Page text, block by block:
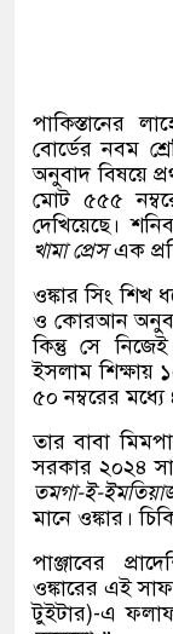
পাকিস্তানের
বোর্ডের নবম
অনুবাদ বিষয়ে
মোট ৫৫৫
দেখিয়েছে।
খামা প্রেসএক
ওঙ্কার সিং শিখ
ও কোরআন
কিন্তু সে
ইসলাম শিক্ষায়
৫০ নম্বরের
তার বাবা
সরকার ২০২৪
তমগা-ই-
মানে ওঙ্কার।
পাঞ্জাবের
ওঙ্কারের এই
টুইটার)-এ